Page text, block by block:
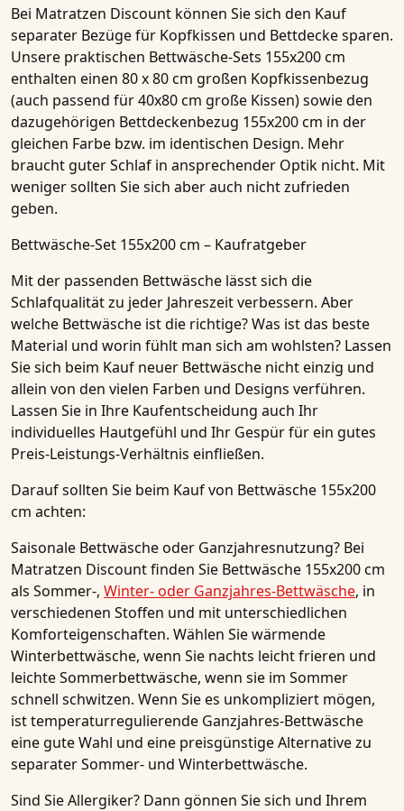
Bei Matratzen Discount können Sie sich den Kauf
separater Bezüge für Kopfkissen und Bettdecke sparen.
Unsere praktischen Bettwäsche-Sets 155x200 cm
enthalten einen 80 x 80 cm großen Kopfkissenbezug
(auch passend für 40x80 cm große Kissen) sowie den
dazugehörigen Bettdeckenbezug 155x200 cm in der
gleichen Farbe bzw. im identischen Design. Mehr
braucht guter Schlaf in ansprechender Optik nicht. Mit
weniger sollten Sie sich aber auch nicht zufrieden
geben.
Bettwäsche-Set 155x200 cm – Kaufratgeber
Mit der passenden Bettwäsche lässt sich die
Schlafqualität zu jeder Jahreszeit verbessern. Aber
welche Bettwäsche ist die richtige? Was ist das beste
Material und worin fühlt man sich am wohlsten? Lassen
Sie sich beim Kauf neuer Bettwäsche nicht einzig und
allein von den vielen Farben und Designs verführen.
Lassen Sie in Ihre Kaufentscheidung auch Ihr
individuelles Hautgefühl und Ihr Gespür für ein gutes
Preis-Leistungs-Verhältnis einfließen.
Darauf sollten Sie beim Kauf von Bettwäsche 155x200
cm achten:
Saisonale Bettwäsche oder Ganzjahresnutzung? Bei
Matratzen Discount finden Sie Bettwäsche 155x200 cm
als Sommer-, Winter- oder Ganzjahres-Bettwäsche, in
verschiedenen Stoffen und mit unterschiedlichen
Komforteigenschaften. Wählen Sie wärmende
Winterbettwäsche, wenn Sie nachts leicht frieren und
leichte Sommerbettwäsche, wenn sie im Sommer
schnell schwitzen. Wenn Sie es unkompliziert mögen,
ist temperaturregulierende Ganzjahres-Bettwäsche
eine gute Wahl und eine preisgünstige Alternative zu
separater Sommer- und Winterbettwäsche.
Sind Sie Allergiker? Dann gönnen Sie sich und Ihrem